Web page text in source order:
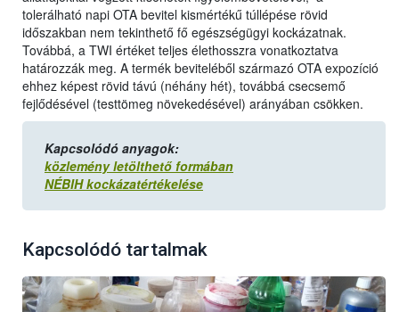
tolerálható napi OTA bevitel kismértékű túllépése rövid
időszakban nem tekinthető fő egészségügyi kockázatnak.
Továbbá, a TWI értéket teljes élethosszra vonatkoztatva
határozzák meg. A termék beviteléből származó OTA expozíció
ehhez képest rövid távú (néhány hét), továbbá csecsemő
fejlődésével (testtömeg növekedésével) arányában csökken.
Kapcsolódó anyagok:
közlemény letölthető formában
NÉBIH kockázatértékelése
Kapcsolódó tartalmak